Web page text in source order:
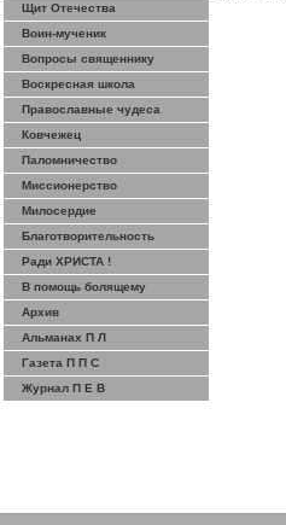
Щит Отечества
Воин-мученик
Вопросы священнику
Воскресная школа
Православные чудеса
Ковчежец
Паломничество
Миссионерство
Милосердие
Благотворительность
Ради ХРИСТА !
В помощь болящему
Архив
Альманах П Л
Газета П П С
Журнал П Е В